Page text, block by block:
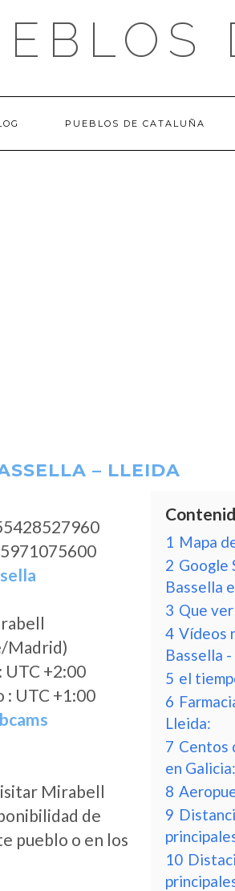
PUEBLOS DE CATALUÑA
– LLEIDA
Madrid)
UTC +2:00
UTC +1:00
Mirabell
de
pueblo o en los
1 Mapa
2 Google
Bassella
3 Que
4 Vídeos
Bassella
5 el
6
Lleida:
7 Centos
en Galicia:
8
9
10